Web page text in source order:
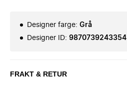
Designer farge: Grå
Designer ID: 9870739243354
FRAKT & RETUR